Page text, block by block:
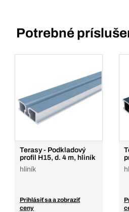
Potrebné
Terasy - Podkladový
profil H15, d. 4 m, hliník
hliník
Prihlásiť sa a zobraziť
ceny